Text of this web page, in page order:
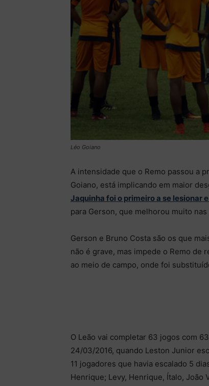
Léo Goiano
A intensidade que o Remo passou a
Goiano, está implicando em maior
Jaquinha foi o primeiro a se lesionar
para Gerson, que melhorou muito
Gerson e Bruno Costa são os que
não é grave, mas impede o Remo de
ao meio de campo, onde foi
O Leão vai completar 63 jogos com
24/03/2016, quando Leston Junior
11 jogadores que havia escalado 5
Henrique; Levy, Henrique, Ítalo, João